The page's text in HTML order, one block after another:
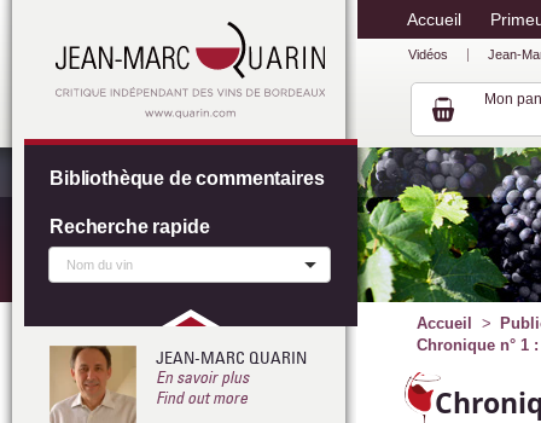
Accueil
Vidéos Jean-
Mon
Accueil
Chronique n° 1
Bibliothèque de commentaires
Recherche rapide
JEAN-MARC QUARIN
En savoir plus
Find out more